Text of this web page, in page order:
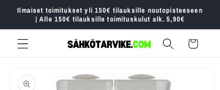
siirry
sisältöön
Ilmaiset toimitukset yli 150€ tilauksille noutopisteeseen
| Alle 150€ tilauksille toimituskulut alk. 5,90€
Ostoskori
tuotetietoihin